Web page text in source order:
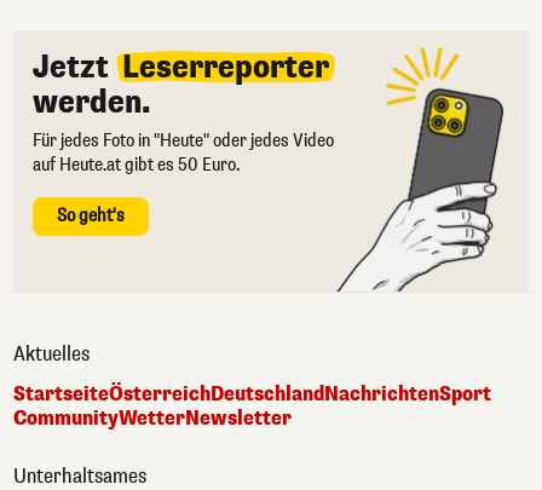
Jetzt Leserreporter
werden.
Für jedes Foto in "Heute" oder jedes Video
auf Heute.at gibt es 50 Euro.
So geht's
Aktuelles
StartseiteÖsterreichDeutschlandNachrichtenSport
CommunityWetterNewsletter
Unterhaltsames